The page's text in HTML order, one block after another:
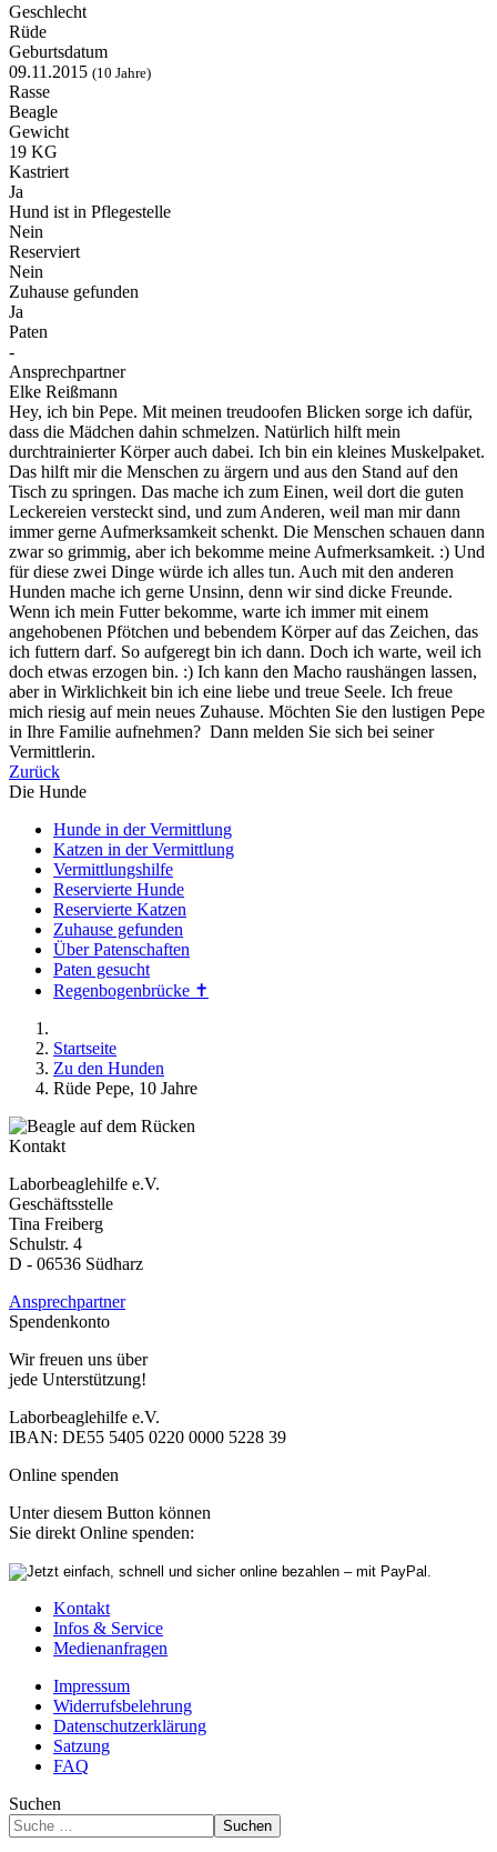
Geschlecht
Rüde
Geburtsdatum
09.11.2015 (10 Jahre)
Rasse
Beagle
Gewicht
19 KG
Kastriert
Ja
Hund ist in Pflegestelle
Nein
Reserviert
Nein
Zuhause gefunden
Ja
Paten
-
Ansprechpartner
Elke Reißmann
Hey, ich bin Pepe. Mit meinen treudoofen Blicken sorge ich dafür,
dass die Mädchen dahin schmelzen. Natürlich hilft mein
durchtrainierter Körper auch dabei. Ich bin ein kleines Muskelpaket.
Das hilft mir die Menschen zu ärgern und aus den Stand auf den
Tisch zu springen. Das mache ich zum Einen, weil dort die guten
Leckereien versteckt sind, und zum Anderen, weil man mir dann
immer gerne Aufmerksamkeit schenkt. Die Menschen schauen dann
zwar so grimmig, aber ich bekomme meine Aufmerksamkeit. :) Und
für diese zwei Dinge würde ich alles tun. Auch mit den anderen
Hunden mache ich gerne Unsinn, denn wir sind dicke Freunde.
Wenn ich mein Futter bekomme, warte ich immer mit einem
angehobenen Pfötchen und bebendem Körper auf das Zeichen, das
ich futtern darf. So aufgeregt bin ich dann. Doch ich warte, weil ich
doch etwas erzogen bin. :) Ich kann den Macho raushängen lassen,
aber in Wirklichkeit bin ich eine liebe und treue Seele. Ich freue
mich riesig auf mein neues Zuhause. Möchten Sie den lustigen Pepe
in Ihre Familie aufnehmen? Dann melden Sie sich bei seiner
Vermittlerin.
Zurück
Die Hunde
Hunde in der Vermittlung
Katzen in der Vermittlung
Vermittlungshilfe
Reservierte Hunde
Reservierte Katzen
Zuhause gefunden
Über Patenschaften
Paten gesucht
Regenbogenbrücke ✝
Startseite
Zu den Hunden
Rüde Pepe, 10 Jahre
Kontakt
Laborbeaglehilfe e.V.
Geschäftsstelle
Tina Freiberg
Schulstr. 4
D - 06536 Südharz
Ansprechpartner
Spendenkonto
Wir freuen uns über
jede Unterstützung!
Laborbeaglehilfe e.V.
IBAN: DE55 5405 0220 0000 5228 39
Online spenden
Unter diesem Button können
Sie direkt Online spenden:
Kontakt
Infos & Service
Medienanfragen
Impressum
Widerrufsbelehrung
Datenschutzerklärung
Satzung
FAQ
Suchen
Suchen